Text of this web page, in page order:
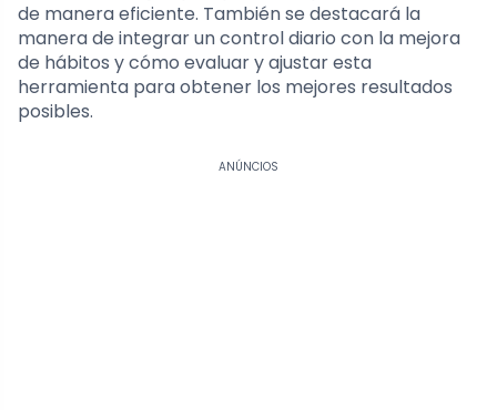
de manera eficiente. También se destacará la
manera de integrar un control diario con la mejora
de hábitos y cómo evaluar y ajustar esta
herramienta para obtener los mejores resultados
posibles.
ANÚNCIOS